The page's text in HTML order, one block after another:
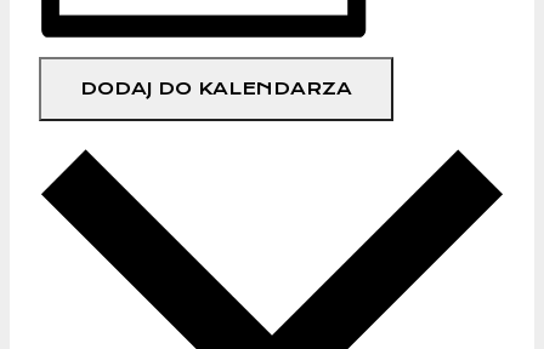
DODAJ DO KALENDARZA